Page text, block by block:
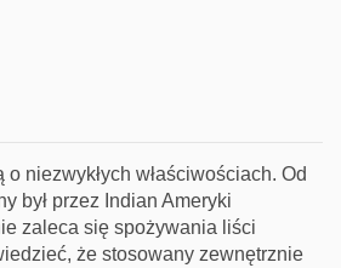
o niezwykłych właściwościach. Od
był przez Indian Ameryki
zaleca się spożywania liści
że stosowany zewnętrznie